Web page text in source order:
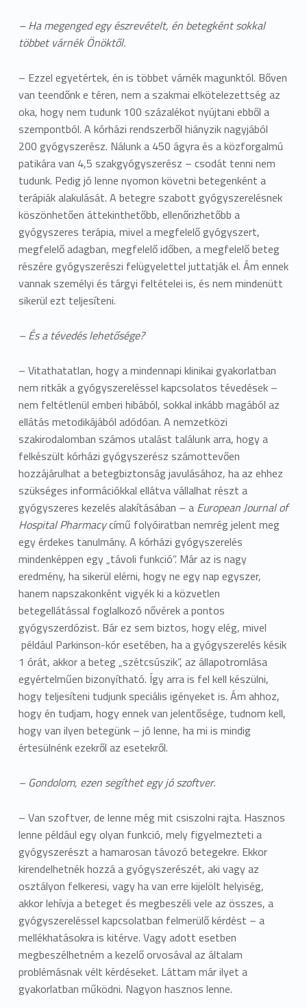
– Ha megenged egy észrevételt, én betegként sokkal
többet várnék Önöktől.
– Ezzel egyetértek, én is többet várnék magunktól. Bőven
van teendőnk e téren, nem a szakmai elkötelezettség az
oka, hogy nem tudunk 100 százalékot nyújtani ebből a
szempontból. A kórházi rendszerből hiányzik nagyjából
200 gyógyszerész. Nálunk a 450 ágyra és a közforgalmú
patikára van 4,5 szakgyógyszerész – csodát tenni nem
tudunk. Pedig jó lenne nyomon követni betegenként a
terápiák alakulását. A betegre szabott gyógyszerelésnek
köszönhetően áttekinthetőbb, ellenőrizhetőbb a
gyógyszeres terápia, mivel a megfelelő gyógyszert,
megfelelő adagban, megfelelő időben, a megfelelő beteg
részére gyógyszerészi felügyelettel juttatják el. Ám ennek
vannak személyi és tárgyi feltételei is, és nem mindenütt
sikerül ezt teljesíteni.
– És a tévedés lehetősége?
– Vitathatatlan, hogy a mindennapi klinikai gyakorlatban
nem ritkák a gyógyszereléssel kapcsolatos tévedések –
nem feltétlenül emberi hibából, sokkal inkább magából az
ellátás metodikájából adódóan. A nemzetközi
szakirodalomban számos utalást találunk arra, hogy a
felkészült kórházi gyógyszerész számottevően
hozzájárulhat a betegbiztonság javulásához, ha az ehhez
szükséges információkkal ellátva vállalhat részt a
gyógyszeres kezelés alakításában – a European Journal of
Hospital Pharmacycímű folyóiratban nemrég jelent meg
egy érdekes tanulmány. A kórházi gyógyszerelés
mindenképpen egy „távoli funkció”. Már az is nagy
eredmény, ha sikerül elérni, hogy ne egy nap egyszer,
hanem napszakonként vigyék ki a közvetlen
betegellátással foglalkozó nővérek a pontos
gyógyszerdózist. Bár ez sem biztos, hogy elég, mivel
például Parkinson-kór esetében, ha a gyógyszerelés késik
1 órát, akkor a beteg „szétcsúszik”, az állapotromlása
egyértelműen bizonyítható. Így arra is fel kell készülni,
hogy teljesíteni tudjunk speciális igényeket is. Ám ahhoz,
hogy én tudjam, hogy ennek van jelentősége, tudnom kell,
hogy van ilyen betegünk – jó lenne, ha mi is mindig
értesülnénk ezekről az esetekről.
– Gondolom, ezen segíthet egy jó szoftver.
– Van szoftver, de lenne még mit csiszolni rajta. Hasznos
lenne például egy olyan funkció, mely figyelmezteti a
gyógyszerészt a hamarosan távozó betegekre. Ekkor
kirendelhetnék hozzá a gyógyszerészét, aki vagy az
osztályon felkeresi, vagy ha van erre kijelölt helyiség,
akkor lehívja a beteget és megbeszéli vele az összes, a
gyógyszereléssel kapcsolatban felmerülő kérdést – a
mellékhatásokra is kitérve. Vagy adott esetben
megbeszélhetném a kezelő orvosával az általam
problémásnak vélt kérdéseket. Láttam már ilyet a
gyakorlatban működni. Nagyon hasznos lenne.